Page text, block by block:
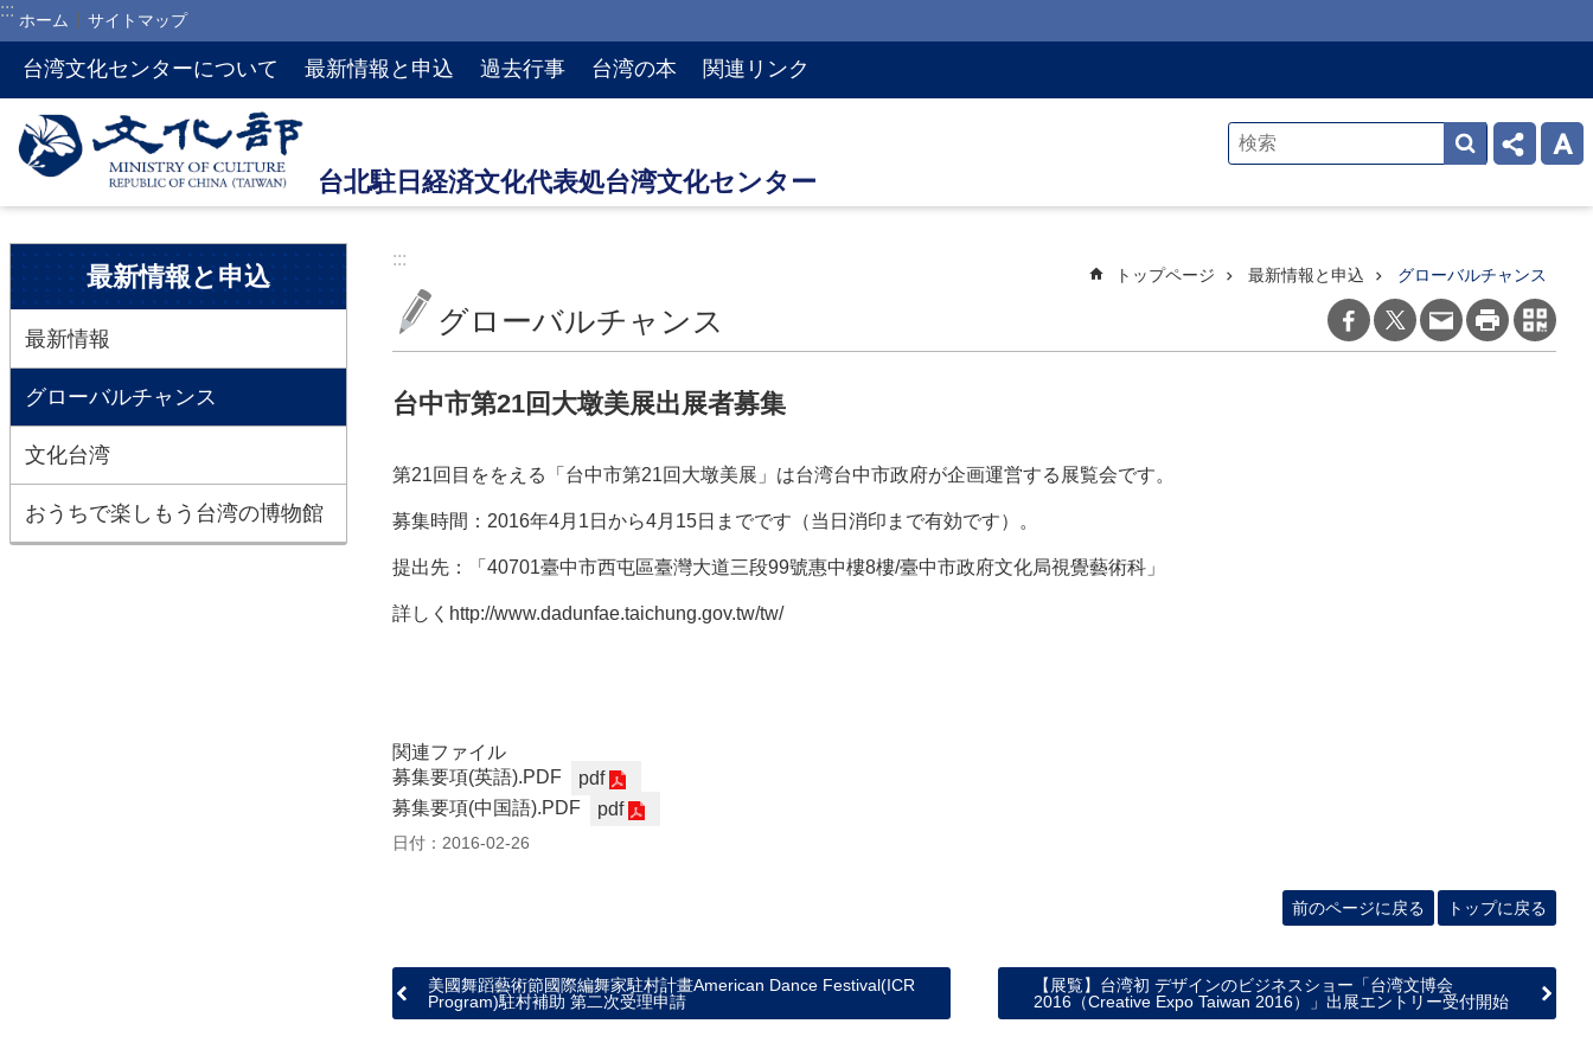
メインのコンテンツブロックにジャンプします
::: ホーム サイトマップ
台湾文化センターについて 最新情報と申込 過去行事 台湾の本 関連リンク
:::
最新情報と申込
最新情報
グローバルチャンス
文化台湾
おうちで楽しもう台湾の博物館
:::
トップページ 最新情報と申込 グローバルチャンス
グローバルチャンス
台中市第21回大墩美展出展者募集
第21回目ををえる 「台中市第21回大墩美展」は台湾台中市政府が企画運営する展覧会です。
募集時間：2016年4月1日から4月15日までです（当日消印まで有効です）。
提出先：「40701臺中市西屯區臺灣大道三段99號惠中樓8樓/臺中市政府文化局視覺藝術科」
詳しくhttp://www.dadunfae.taichung.gov.tw/tw/
関連ファイル
募集要項(英語).PDF
pdf
募集要項(中国語).PDF
pdf
日付：2016-02-26
前のページに戻る トップに戻る
美國舞蹈藝術節國際編舞家駐村計畫American Dance Festival(ICR
Program)駐村補助 第二次受理申請
【展覧】台湾初 デザインのビジネスショー「台湾文博会
2016（Creative Expo Taiwan 2016）」出展エントリー受付開始